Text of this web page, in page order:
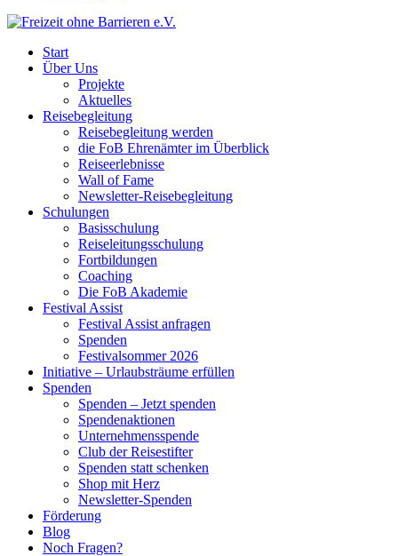
Start
Über Uns
Projekte
Aktuelles
Reisebegleitung
Reisebegleitung werden
die FoB Ehrenämter im Überblick
Reiseerlebnisse
Wall of Fame
Newsletter-Reisebegleitung
Schulungen
Basisschulung
Reiseleitungsschulung
Fortbildungen
Coaching
Die FoB Akademie
Festival Assist
Festival Assist anfragen
Spenden
Festivalsommer 2026
Initiative – Urlaubsträume erfüllen
Spenden
Spenden – Jetzt spenden
Spendenaktionen
Unternehmensspende
Club der Reisestifter
Spenden statt schenken
Shop mit Herz
Newsletter-Spenden
Förderung
Blog
Noch Fragen?